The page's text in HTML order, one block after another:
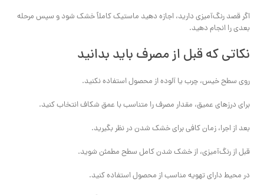
اگر قصد رنگ‌آمیزی دارید، اجازه دهید ماستیک کاملاً خشک شود و سپس مرحله
بعدی را انجام دهید.
نکاتی که قبل از مصرف باید بدانید
روی سطح خیس، چرب یا آلوده از محصول استفاده نکنید.
برای درزهای عمیق، مقدار مصرف را متناسب با عمق شکاف انتخاب کنید.
بعد از اجرا، زمان کافی برای خشک شدن در نظر بگیرید.
قبل از رنگ‌آمیزی، از خشک شدن کامل سطح مطمئن شوید.
در محیط دارای تهویه مناسب از محصول استفاده کنید.